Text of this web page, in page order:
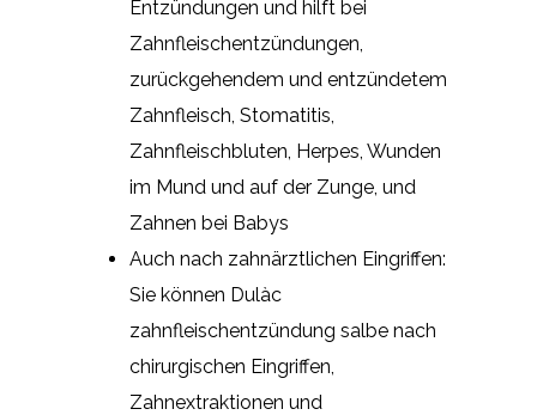
Entzündungen und hilft bei
Zahnfleischentzündungen,
zurückgehendem und entzündetem
Zahnfleisch, Stomatitis,
Zahnfleischbluten, Herpes, Wunden
im Mund und auf der Zunge, und
Zahnen bei Babys
Auch nach zahnärztlichen Eingriffen:
Sie können Dulàc
zahnfleischentzündung salbe nach
chirurgischen Eingriffen,
Zahnextraktionen und